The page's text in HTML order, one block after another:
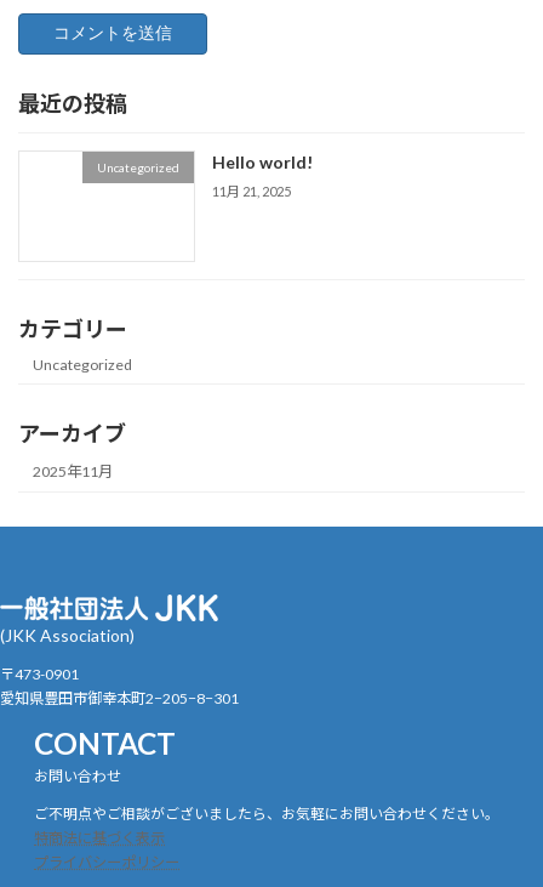
最近の投稿
Uncategorized Hello world!
11月 21, 2025
カテゴリー
Uncategorized
アーカイブ
2025年11月
(JKK Association)
〒473-0901
愛知県豊田市御幸本町2−205−8−301
CONTACT
お問い合わせ
ご不明点やご相談がございましたら、お気軽にお問い合わせください。
特商法に基づく表示
プライバシーポリシー